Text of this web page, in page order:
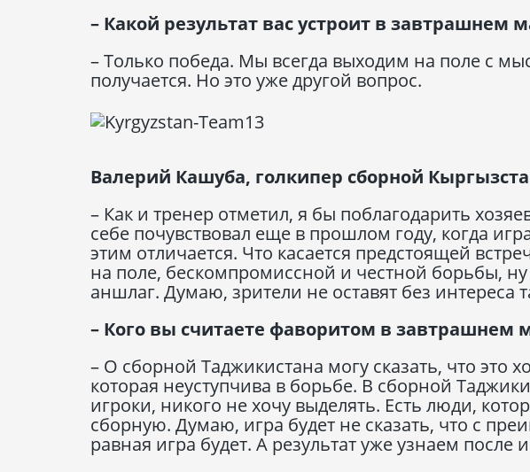
– Какой результат вас устроит в завтрашнем
– Только победа. Мы всегда выходим на поле с
получается. Но это уже другой вопрос.
Валерий Кашуба, голкипер сборной
– Как и тренер отметил, я бы поблагодарить
себе почувствовал еще в прошлом году, когда
этим отличается. Что касается предстоящей
на поле, бескомпромиссной и честной борьбы,
аншлаг. Думаю, зрители не оставят без интереса
– Кого вы считаете фаворитом в завтрашнем
– О сборной Таджикистана могу сказать, что это
которая неуступчива в борьбе. В сборной
игроки, никого не хочу выделять. Есть люди,
сборную. Думаю, игра будет не сказать, что с
равная игра будет. А результат уже узнаем после